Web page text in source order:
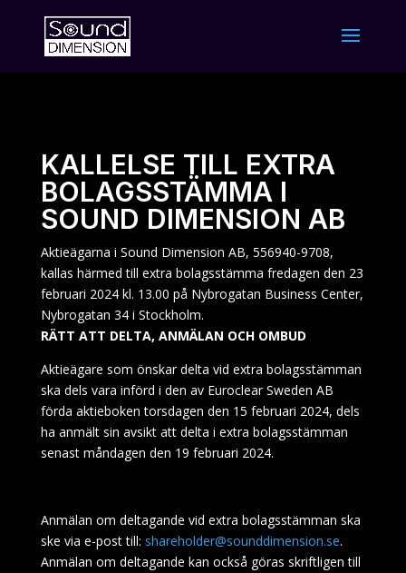
KALLELSE TILL EXTRA
BOLAGSSTÄMMA I
SOUND DIMENSION AB
Aktieägarna i Sound Dimension AB, 556940-9708,
kallas härmed till extra bolagsstämma fredagen den 23
februari 2024 kl. 13.00 på Nybrogatan Business Center,
Nybrogatan 34 i Stockholm.
RÄTT ATT DELTA, ANMÄLAN OCH OMBUD
Aktieägare som önskar delta vid extra bolagsstämman
ska dels vara införd i den av Euroclear Sweden AB
förda aktieboken torsdagen den 15 februari 2024, dels
ha anmält sin avsikt att delta i extra bolagsstämman
senast måndagen den 19 februari 2024.
Anmälan om deltagande vid extra bolagsstämman ska
ske via e-post till: shareholder@sounddimension.se.
Anmälan om deltagande kan också göras skriftligen till